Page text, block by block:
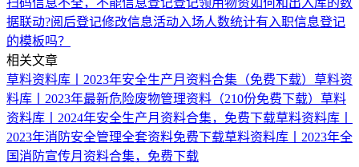
据联动?阅后登记修改信息活动入场人数统计有入职信息登记
的模板吗？
相关文章
草料资料库丨2023年安全生产月资料合集（免费下载） 草料资
料库丨2023年最新危险废物管理资料（210份免费下载） 草料
资料库丨2024年安全生产月资料合集，免费下载草料资料库丨
2023年消防安全管理全套资料免费下载草料资料库丨2023年全
国消防宣传月资料合集，免费下载